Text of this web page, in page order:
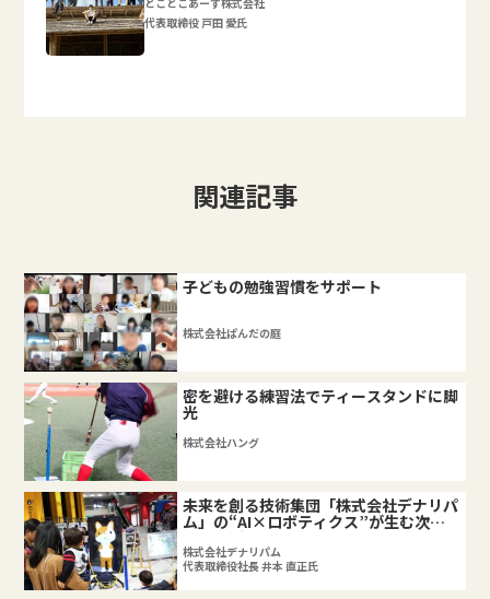
代表取締役 戸田 愛氏
関連記事
子どもの勉強習慣をサポート
株式会社ぱんだの庭
密を避ける練習法でティースタンドに脚
光
株式会社ハング
未来を創る技術集団「株式会社デナリパ
ム」の“AI×ロボティクス”が生む次世
代プロダクトの全貌
株式会社デナリパム
代表取締役社長 井本 直正氏